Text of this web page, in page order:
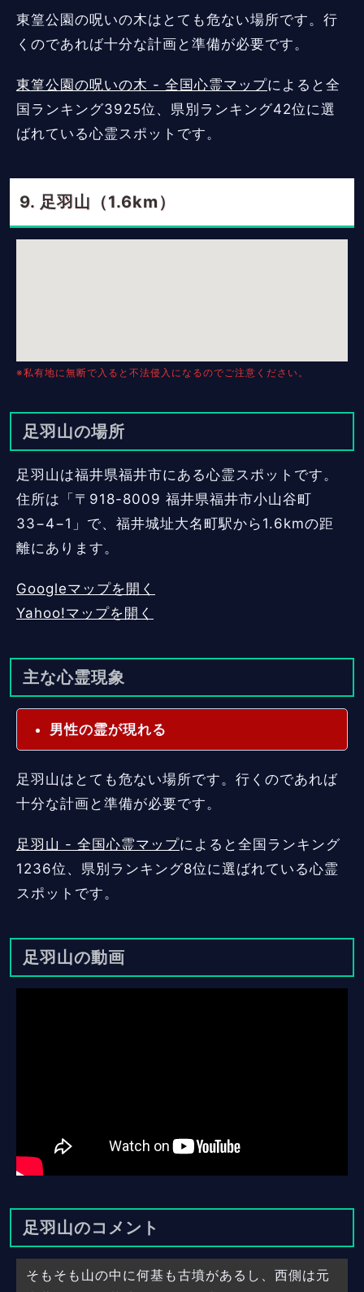
東篁公園の呪いの木はとても危ない場所です。行
くのであれば十分な計画と準備が必要です。
東篁公園の呪いの木 - 全国心霊マップによると全
国ランキング3925位、県別ランキング42位に選
ばれている心霊スポットです。
足羽山（1.6km）
※私有地に無断で入ると不法侵入になるのでご注意ください。
足羽山の場所
足羽山は福井県福井市にある心霊スポットです。
住所は「〒918-8009 福井県福井市小山谷町
33−4−1」で、福井城址大名町駅から1.6kmの距
離にあります。
Googleマップを開く
Yahoo!マップを開く
主な心霊現象
男性の霊が現れる
足羽山はとても危ない場所です。行くのであれば
十分な計画と準備が必要です。
足羽山 - 全国心霊マップによると全国ランキング
1236位、県別ランキング8位に選ばれている心霊
スポットです。
足羽山の動画
足羽山のコメント
そもそも山の中に何基も古墳があるし、西側は元